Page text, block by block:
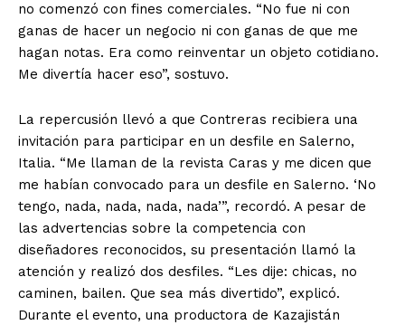
no comenzó con fines comerciales. “No fue ni con
ganas de hacer un negocio ni con ganas de que me
hagan notas. Era como reinventar un objeto cotidiano.
Me divertía hacer eso”, sostuvo.
La repercusión llevó a que Contreras recibiera una
invitación para participar en un desfile en Salerno,
Italia. “Me llaman de la revista Caras y me dicen que
me habían convocado para un desfile en Salerno. ‘No
tengo, nada, nada, nada, nada’”, recordó. A pesar de
las advertencias sobre la competencia con
diseñadores reconocidos, su presentación llamó la
atención y realizó dos desfiles. “Les dije: chicas, no
caminen, bailen. Que sea más divertido”, explicó.
Durante el evento, una productora de Kazajistán